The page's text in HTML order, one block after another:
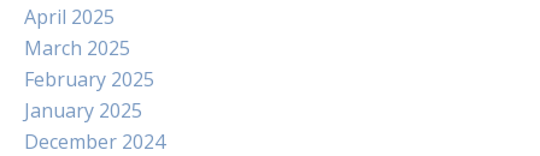
April 2025
March 2025
February 2025
January 2025
December 2024